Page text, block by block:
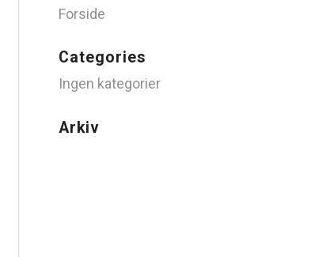
Forside
Categories
Ingen kategorier
Arkiv